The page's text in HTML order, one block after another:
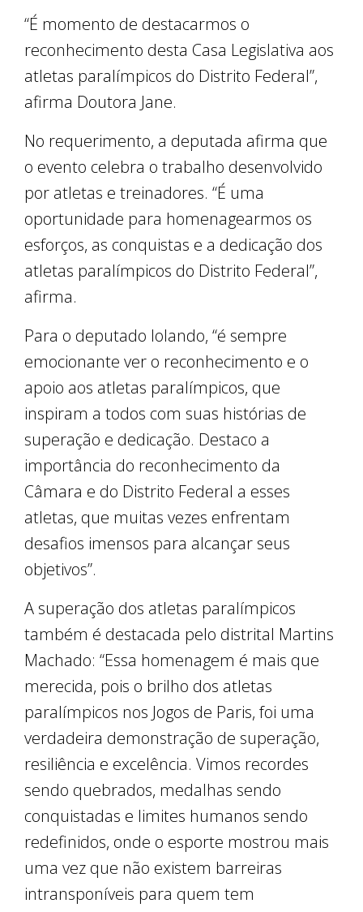
“É momento de destacarmos o
reconhecimento desta Casa Legislativa aos
atletas paralímpicos do Distrito Federal”,
afirma Doutora Jane.
No requerimento, a deputada afirma que
o evento celebra o trabalho desenvolvido
por atletas e treinadores. “É uma
oportunidade para homenagearmos os
esforços, as conquistas e a dedicação dos
atletas paralímpicos do Distrito Federal”,
afirma.
Para o deputado Iolando, “é sempre
emocionante ver o reconhecimento e o
apoio aos atletas paralímpicos, que
inspiram a todos com suas histórias de
superação e dedicação. Destaco a
importância do reconhecimento da
Câmara e do Distrito Federal a esses
atletas, que muitas vezes enfrentam
desafios imensos para alcançar seus
objetivos”.
A superação dos atletas paralímpicos
também é destacada pelo distrital Martins
Machado: “Essa homenagem é mais que
merecida, pois o brilho dos atletas
paralímpicos nos Jogos de Paris, foi uma
verdadeira demonstração de superação,
resiliência e excelência. Vimos recordes
sendo quebrados, medalhas sendo
conquistadas e limites humanos sendo
redefinidos, onde o esporte mostrou mais
uma vez que não existem barreiras
intransponíveis para quem tem